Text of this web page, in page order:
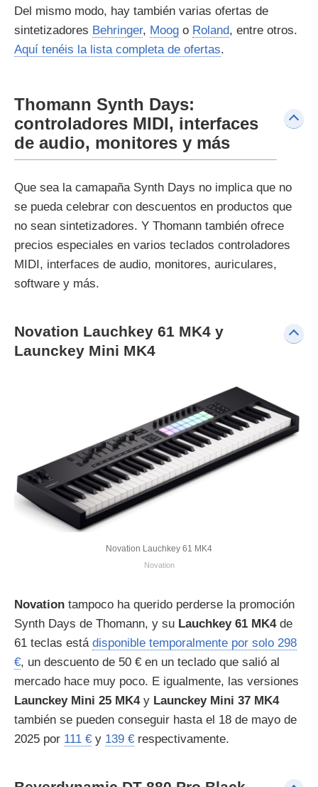
Del mismo modo, hay también varias ofertas de
sintetizadores Behringer, Moog o Roland, entre otros.
Aquí tenéis la lista completa de ofertas.
Thomann Synth Days:
controladores MIDI, interfaces
de audio, monitores y más
Que sea la camapaña Synth Days no implica que no
se pueda celebrar con descuentos en productos que
no sean sintetizadores. Y Thomann también ofrece
precios especiales en varios teclados controladores
MIDI, interfaces de audio, monitores, auriculares,
software y más.
Novation Lauchkey 61 MK4 y
Launckey Mini MK4
Novation Lauchkey 61 MK4
Novation
Novation tampoco ha querido perderse la promoción
Synth Days de Thomann, y su Lauchkey 61 MK4de
61 teclas está disponible temporalmente por solo 298
€, un descuento de 50 € en un teclado que salió al
mercado hace muy poco. E igualmente, las versiones
Launckey Mini 25 MK4y Launckey Mini 37 MK4
también se pueden conseguir hasta el 18 de mayo de
2025 por 111 € y 139 € respectivamente.